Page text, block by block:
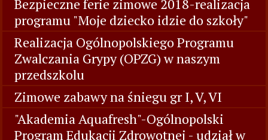
Bezpieczne ferie zimowe 2018-realizacja
programu "Moje dziecko idzie do szkoły"
Realizacja Ogólnopolskiego Programu
Zwalczania Grypy (OPZG) w naszym
przedszkolu
Zimowe zabawy na śniegu gr I, V, VI
"Akademia Aquafresh"-Ogólnopolski
Program Edukacji Zdrowotnej - udział w